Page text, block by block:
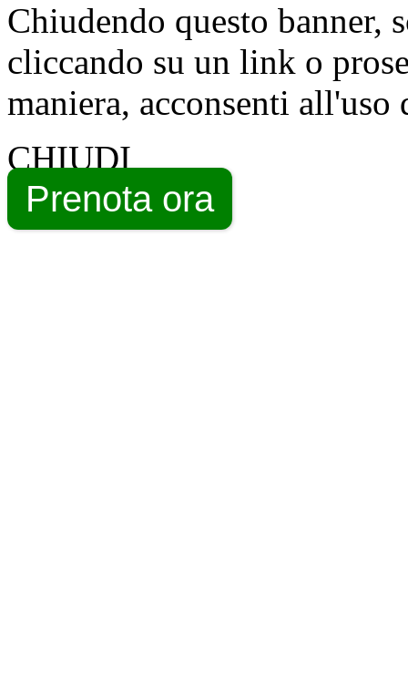
Chiudendo questo banner,
cliccando su un link o
maniera, acconsenti all'uso
CHIUDI
Prenota ora